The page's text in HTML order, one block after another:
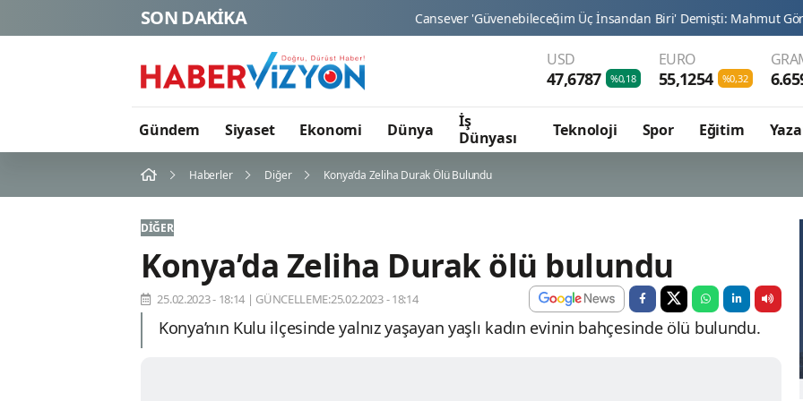
SON DAKİKA Cansever 'Güvenebileceğim Üç İnsandan Biri' Demişti: Mahmut Görgen'den
USD
47,6787 %0,18
EURO
55,1254 %0,32
Gündem Siyaset Ekonomi Dünya
İş
Dünyası
Teknoloji Spor Eğitim
Haberler Diğer Konya’da Zeliha Durak Ölü Bulundu
DIĞER
Konya’da Zeliha Durak ölü bulundu
25.02.2023 - 18:14 | GÜNCELLEME:25.02.2023 - 18:14
Konya’nın Kulu ilçesinde yalnız yaşayan yaşlı kadın evinin bahçesinde ölü bulundu.